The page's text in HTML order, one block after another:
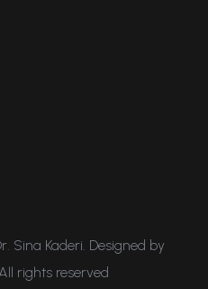
Sina Kaderi. Designed by
All rights reserved